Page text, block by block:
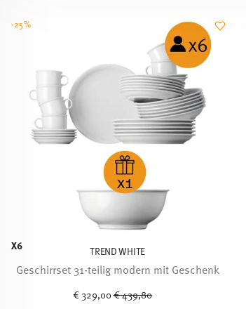
X6 TREND WHITE
Geschirrset 31-teilig modern mit Geschenk
€ 329,00Price reduced from
€ 439,80
-25%